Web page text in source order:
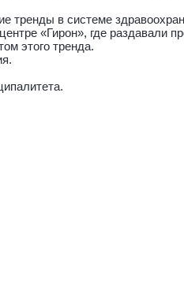
тренды в системе
«Гирон», где раздавали
этого тренда.